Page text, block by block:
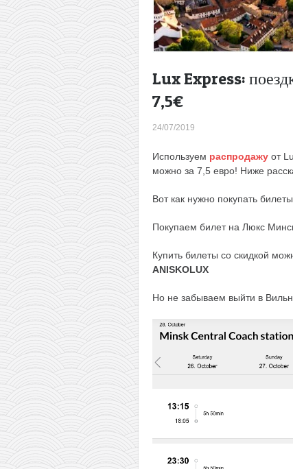
Lux Express:
7,5€
24/07/2019
Используем распродажу от
можно за 7,5 евро! Ниже
Вот как нужно покупать
Покупаем билет на Люкс
Купить билеты со скидкой
ANISKOLUX
Но не забываем выйти в